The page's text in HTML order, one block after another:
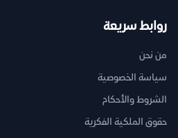
روابط سريعة
من نحن
سياسة الخصوصية
الشروط والأحكام
حقوق الملكية الفكرية